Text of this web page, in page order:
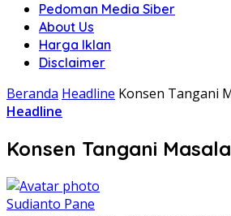
Pedoman Media Siber
About Us
Harga Iklan
Disclaimer
Beranda Headline Konsen Tangani
Headline
Konsen Tangani
Sudianto Pane